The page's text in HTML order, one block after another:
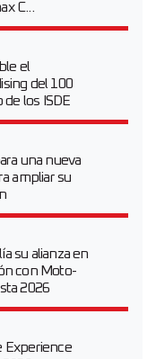
C...
el
del 100
de los ISDE
una nueva
ampliar su
su alianza en
con Moto-
2026
Experience